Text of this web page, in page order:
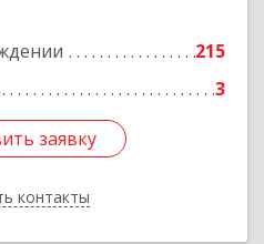
215
3
заявку
контакты
заявку